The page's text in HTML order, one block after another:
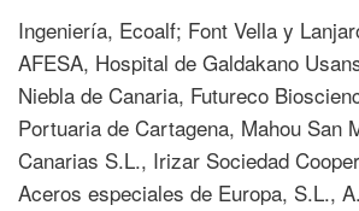
Ingeniería, Ecoalf; Font Vella y
AFESA, Hospital de Galdakano
Niebla de Canaria, Futureco
Portuaria de Cartagena, Mahou San
Canarias S.L., Irizar Sociedad
Aceros especiales de Europa, S.L.,